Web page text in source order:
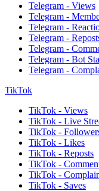
Telegram - Views
Telegram -
Telegram -
Telegram -
Telegram -
Telegram - Bot
Telegram -
TikTok
TikTok - Views
TikTok - Live
TikTok -
TikTok - Likes
TikTok - Reposts
TikTok -
TikTok -
TikTok - Saves